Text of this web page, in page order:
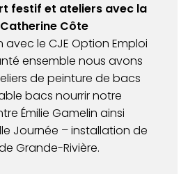
festif et ateliers avec la
Côte
le CJE Option Emploi
ensemble nous avons
de peinture de bacs
bacs nourrir notre
Émilie Gamelin ainsi
Journée – installation de
Grande-Rivière.